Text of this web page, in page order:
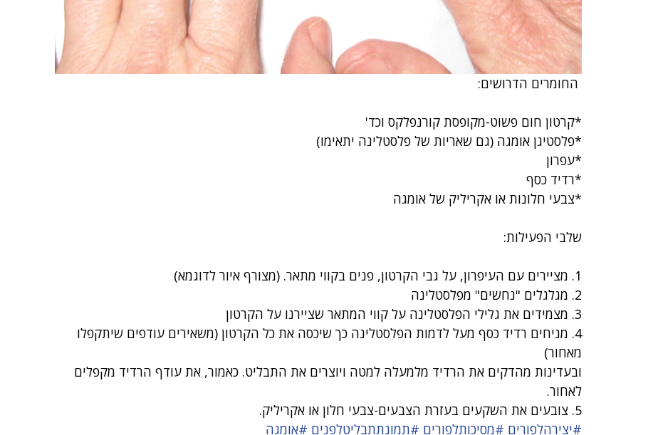
*קרטון חום פשוט-מקופסת קורנפלקס וכד'
*פלסטיגן אומגה (גם שאריות של פלסטלינה יתאימו)
*עפרון
*רדיד כסף
*צבעי חלונות או אקריליק של אומגה
שלבי הפעילות:
1. מציירים עם העיפרון, על גבי הקרטון, פנים בקווי מתאר. (מצורף איור לדוגמא)
2. מגלגלים "נחשים" מפלסטלינה
3. מצמידים את גלילי הפלסטלינה על קווי המתאר שציירנו על הקרטון
4. מניחים רדיד כסף מעל לדמות הפלסטלינה כך שיכסה את כל הקרטון (משאירים עודפים שיתקפלו
מאחור)
ובעדינות מהדקים את הרדיד מלמעלה למטה ויוצרים את התבליט. כאמור, את עודף הרדיד מקפלים
לאחור.
5. צובעים את השקעים בעזרת הצבעים-צבעי חלון או אקריליק.
#יצירהלפורים #מסיכותלפורים #תמונתתבליטלפנים #אומגה